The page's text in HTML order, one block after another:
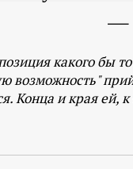
какого бы
возможность"
Конца и края ей,